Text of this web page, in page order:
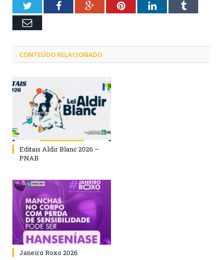
TwitterFacebookGoogle+PinterestLinkedInTumblr
Email
CONTEÚDO RELACIONADO
Editais Aldir Blanc 2026 –
PNAB
Janeiro Roxo 2026